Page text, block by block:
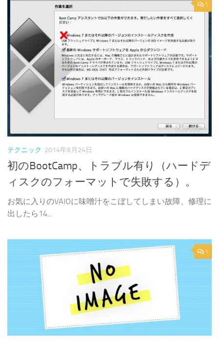
1
テクニック 2014年6月24日
初のBootCamp、トラブル有り（ハードデ
ィスクのフォーマットで失敗する）。
お気に入りのVAIOに味噌汁をこぼしてしまい故障、修理に
出したら14...
1